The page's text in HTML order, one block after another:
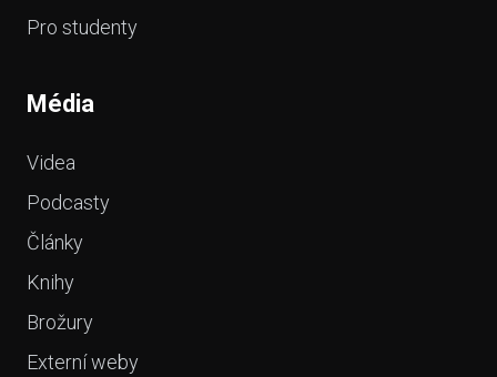
Pro studenty
Média
Videa
Podcasty
Články
Knihy
Brožury
Externí weby